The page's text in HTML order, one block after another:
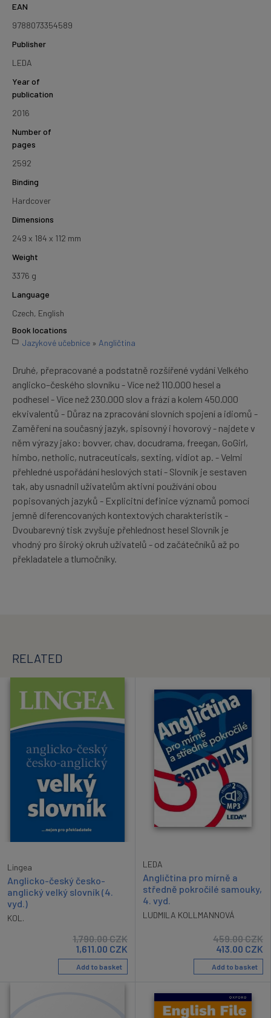
EAN
9788073354589
Publisher
LEDA
Year of
publication
2016
Number of
pages
2592
Binding
Hardcover
Dimensions
249 x 184 x 112 mm
Weight
3376 g
Language
Czech, English
Book locations
Jazykové učebnice » Angličtina
Druhé, přepracované a podstatně rozšířené vydání Velkého
anglicko–českého slovníku - Více než 110.000 hesel a
podhesel - Více než 230.000 slov a frází a kolem 450.000
ekvivalentů - Důraz na zpracování slovních spojení a idiomů -
Zaměření na současný jazyk, spisovný i hovorový - najdete v
něm výrazy jako: bovver, chav, docudrama, freegan, GoGirl,
himbo, netholic, nutraceuticals, sexting, vidiot ap. - Velmi
přehledné uspořádání heslových statí - Slovník je sestaven
tak, aby usnadnil uživatelům aktivní používání obou
popisovaných jazyků - Explicitní definice významů pomocí
jemně diferencovaných kontextových charakteristik -
Dvoubarevný tisk zvyšuje přehlednost hesel Slovník je
vhodný pro široký okruh uživatelů - od začátečníků až po
překladatele a tlumočníky.
RELATED
Lingea
Anglicko-český česko-
anglický velký slovník (4.
vyd.)
KOL.
1,790.00CZK
1,611.00 CZK
Add to basket
LEDA
Angličtina pro mírně a
středně pokročilé samouky,
4. vyd.
LUDMILA KOLLMANNOVÁ
459.00CZK
413.00 CZK
Add to basket